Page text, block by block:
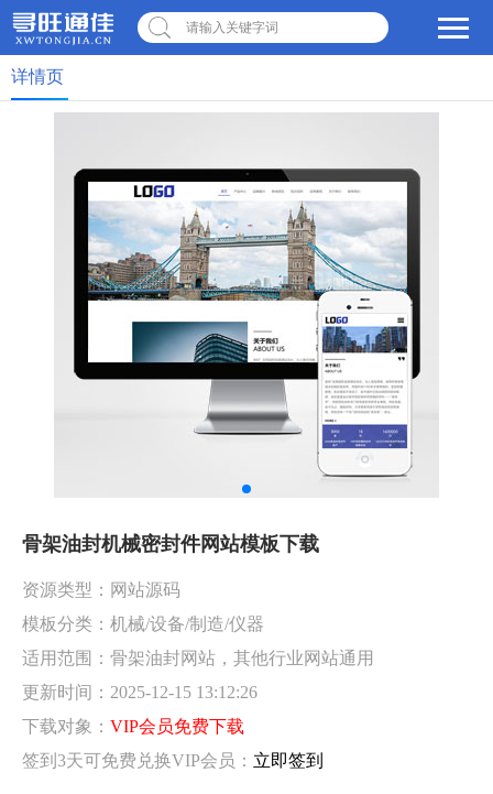
请输入关键字词
详情页
骨架油封机械密封件网站模板下载
资源类型：网站源码
模板分类：机械/设备/制造/仪器
适用范围：骨架油封网站，其他行业网站通用
更新时间：2025-12-15 13:12:26
下载对象： VIP会员免费下载
签到3天可免费兑换VIP会员： 立即签到